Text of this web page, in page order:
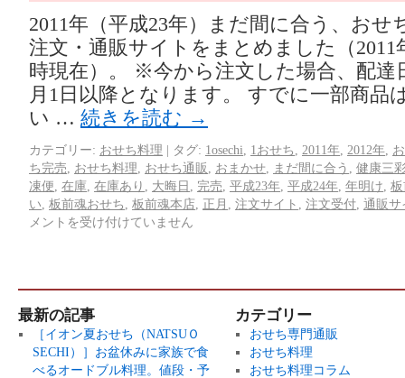
2011年（平成23年）まだ間に合う、おせ
注文・通販サイトをまとめました（2011
時現在）。 ※今から注文した場合、配達
月1日以降となります。 すでに一部商品
い … 続きを読む →
カテゴリー: おせち料理 | タグ: 1osechi 1おせち 2011年 2012年
ち完売
おせち料理 おせち通販 おまかせ まだ間に合う
健康三
凍便 在庫 在庫あり 大晦日 完売 平成23年 平成24年 年明け
い 板前魂おせち 板前魂本店 正月 注文サイト 注文受付 通販サ
メントを受け付けていません
最新の記事
［イオン夏おせち（NATSUＯ
SECHI）］お盆休みに家族で食
べるオードブル料理。値段・予
カテゴリー
おせち専門通販
おせち料理
おせち料理コラム